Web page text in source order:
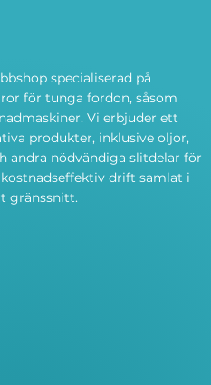
specialiserad på
för tunga fordon, såsom
Vi erbjuder ett
produkter, inklusive oljor,
andra nödvändiga slitdelar för
drift samlat i
gränssnitt.